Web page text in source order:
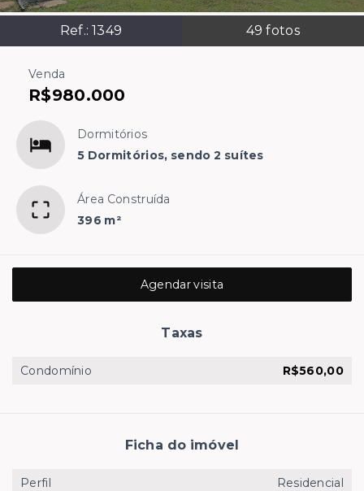
Ref.: 1349 49 fotos
Venda
R$980.000
Dormitórios
5 Dormitórios, sendo 2 suítes
Área Construída
396 m²
Agendar visita
Taxas
Condomínio R$560,00
Ficha do imóvel
Perfil
Residencial